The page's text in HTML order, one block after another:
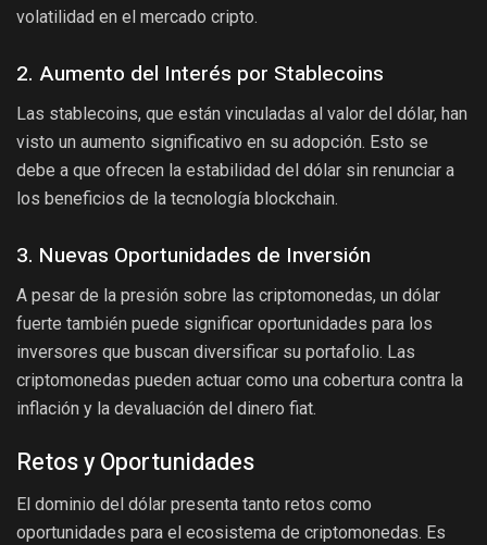
volatilidad en el mercado cripto.
2. Aumento del Interés por Stablecoins
Las stablecoins, que están vinculadas al valor del dólar, han
visto un aumento significativo en su adopción. Esto se
debe a que ofrecen la estabilidad del dólar sin renunciar a
los beneficios de la tecnología blockchain.
3. Nuevas Oportunidades de Inversión
A pesar de la presión sobre las criptomonedas, un dólar
fuerte también puede significar oportunidades para los
inversores que buscan diversificar su portafolio. Las
criptomonedas pueden actuar como una cobertura contra la
inflación y la devaluación del dinero fiat.
Retos y Oportunidades
El dominio del dólar presenta tanto retos como
oportunidades para el ecosistema de criptomonedas. Es